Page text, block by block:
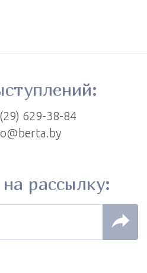
629-38-84
рассылку: